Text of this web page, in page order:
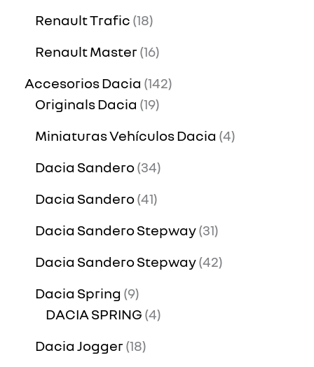
Renault Trafic 18
Renault Master 16
Accesorios Dacia 142
Originals Dacia 19
Miniaturas Vehículos Dacia 4
Dacia Sandero 34
Dacia Sandero 41
Dacia Sandero Stepway 31
Dacia Sandero Stepway 42
Dacia Spring 9
DACIA SPRING 4
Dacia Jogger 18